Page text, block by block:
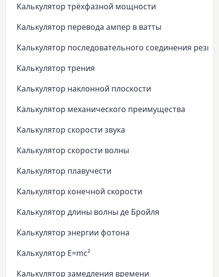
Калькулятор трёхфазной мощности
Калькулятор перевода ампер в ватты
Калькулятор последовательного соединения
Калькулятор трения
Калькулятор наклонной плоскости
Калькулятор механического преимущества
Калькулятор скорости звука
Калькулятор скорости волны
Калькулятор плавучести
Калькулятор конечной скорости
Калькулятор длины волны де Бройля
Калькулятор энергии фотона
Калькулятор E=mc²
Калькулятор замедления времени